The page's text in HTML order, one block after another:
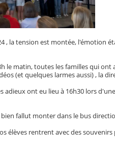
, la tension est montée, l'émotion
le matin, toutes les familles qui
(et quelques larmes aussi) , la
adieux ont eu lieu à 16h30 lors
fallut monter dans le bus
élèves rentrent avec des